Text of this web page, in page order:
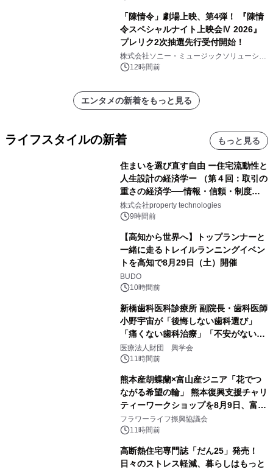
「陳情令」劇場上映、第4弾！ 『陳情
令スペシャルナイト上映会Ⅳ 2026』
プレリク2次抽選先行受付開始！
株式会社ソニー・ミュージックソリューショ
ンズ12時間前
エンタメの新着をもっと見る
ライフスタイルの新着 もっと見る
住まいを選び直す自由 ー住宅流動性と
人生設計の経済学ー （第４回：取引の
重さの経済学──情報・信頼・制度を
PropTechはどう組み替えるか）｜
PropTech-Lab
株式会社property technologies
9時間前
【高知から世界へ】トップランナーと
一緒に走るトレイルランニングイベン
トを高知で8月29日（土）開催
BUDO
10時間前
新橋歯科医科診療所 副院長・歯科医師
小野宇宙が「後悔しない歯科選び」
「痛くない歯科治療」「不安がない治
療計画」をテーマに専門監修
医療法人財団 興学会
11時間前
熊本産胡蝶蘭×富山産ジニア「花でつ
ながる希望の輪」 熊本復興支援チャリ
ティーワークショップを8月9日、富
山・射水で開催
フラワーライフ振興協議会
11時間前
高断熱住宅専門誌「だん25」発売！
日々のストレス軽減、暮らしはもっと